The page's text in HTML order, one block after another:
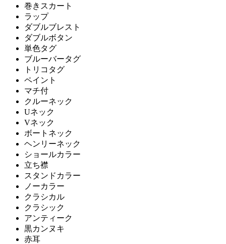
巻きスカート
ラップ
ダブルブレスト
ダブルボタン
単色タグ
ブルーバータグ
トリコタグ
ペイント
マチ付
クルーネック
Uネック
Vネック
ボートネック
ヘンリーネック
ショールカラー
立ち襟
スタンドカラー
ノーカラー
クラシカル
クラシック
アンティーク
黒カンヌキ
赤耳